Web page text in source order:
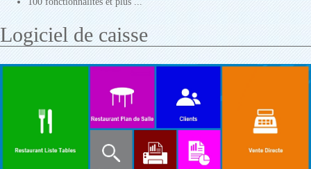
Logiciel de caisse